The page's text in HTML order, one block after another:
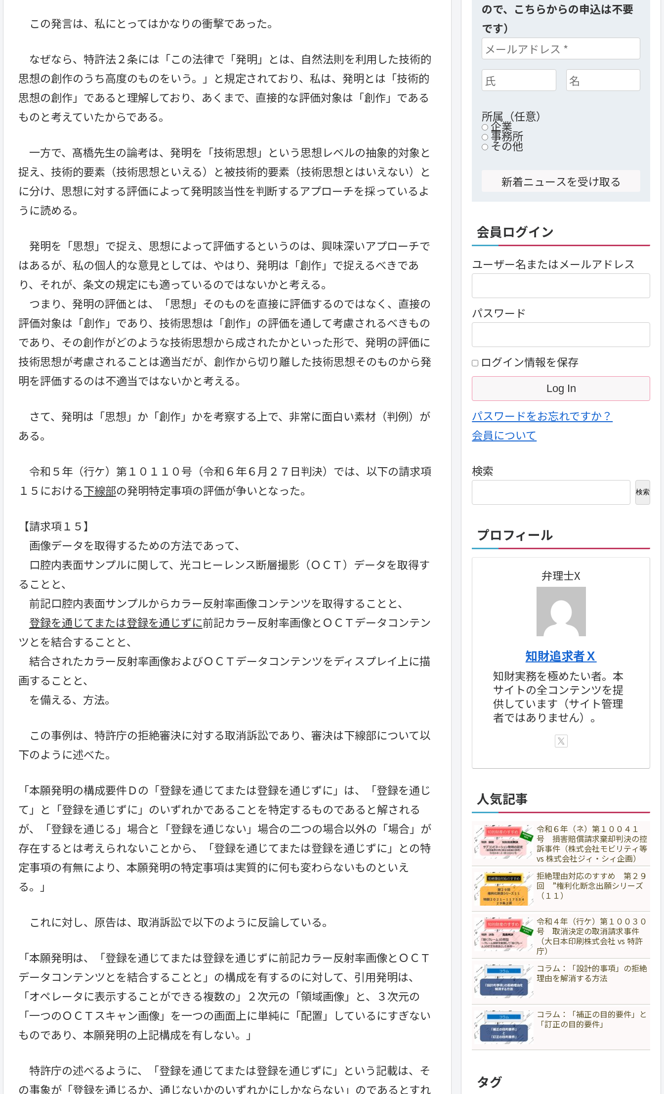
この発言は、私にとってはかなりの衝撃であった。
なぜなら、特許法２条には「この法律で「発明」とは、自然法則を利用した技術的
思想の創作のうち高度のものをいう。」と規定されており、私は、発明とは「技術的
思想の創作」であると理解しており、あくまで、直接的な評価対象は「創作」である
ものと考えていたからである。
一方で、髙橋先生の論考は、発明を「技術思想」という思想レベルの抽象的対象と
捉え、技術的要素（技術思想といえる）と被技術的要素（技術思想とはいえない）と
に分け、思想に対する評価によって発明該当性を判断するアプローチを採っているよ
うに読める。
発明を「思想」で捉え、思想によって評価するというのは、興味深いアプローチで
はあるが、私の個人的な意見としては、やはり、発明は「創作」で捉えるべきであ
り、それが、条文の規定にも適っているのではないかと考える。
つまり、発明の評価とは、「思想」そのものを直接に評価するのではなく、直接の
評価対象は「創作」であり、技術思想は「創作」の評価を通して考慮されるべきもの
であり、その創作がどのような技術思想から成されたかといった形で、発明の評価に
技術思想が考慮されることは適当だが、創作から切り離した技術思想そのものから発
明を評価するのは不適当ではないかと考える。
さて、発明は「思想」か「創作」かを考察する上で、非常に面白い素材（判例）が
ある。
令和５年（行ケ）第１０１１０号（令和６年６月２７日判決）では、以下の請求項
１５における下線部の発明特定事項の評価が争いとなった。
【請求項１５】
画像データを取得するための方法であって、
口腔内表面サンプルに関して、光コヒーレンス断層撮影（ＯＣＴ）データを取得す
ることと、
前記口腔内表面サンプルからカラー反射率画像コンテンツを取得することと、
登録を通じてまたは登録を通じずに前記カラー反射率画像とＯＣＴデータコンテン
ツとを結合することと、
結合されたカラー反射率画像およびＯＣＴデータコンテンツをディスプレイ上に描
画することと、
を備える、方法。
この事例は、特許庁の拒絶審決に対する取消訴訟であり、審決は下線部について以
下のように述べた。
「本願発明の構成要件Ｄの「登録を通じてまたは登録を通じずに」は、「登録を通じ
て」と「登録を通じずに」のいずれかであることを特定するものであると解される
が、「登録を通じる」場合と「登録を通じない」場合の二つの場合以外の「場合」が
存在するとは考えられないことから、「登録を通じてまたは登録を通じずに」との特
定事項の有無により、本願発明の特定事項は実質的に何も変わらないものといえ
る。」
これに対し、原告は、取消訴訟で以下のように反論している。
「本願発明は、「登録を通じてまたは登録を通じずに前記カラー反射率画像とＯＣＴ
データコンテンツとを結合することと」の構成を有するのに対して、引用発明は、
「オペレータに表示することができる複数の」２次元の「領域画像」と、３次元の
「一つのＯＣＴスキャン画像」を一つの画面上に単純に「配置」しているにすぎない
ものであり、本願発明の上記構成を有しない。」
特許庁の述べるように、「登録を通じてまたは登録を通じずに」という記載は、そ
の事象が「登録を通じるか、通じないかのいずれかにしかならない」のであるとすれ
ので、こちらからの申込は不要
です）
所属（任意）
企業
事務所
その他
会員ログイン
ユーザー名またはメールアドレス
パスワード
ログイン情報を保存
パスワードをお忘れですか？
会員について
検索
検索
プロフィール
弁理士X
知財追求者Ｘ
知財実務を極めたい者。本
サイトの全コンテンツを提
供しています（サイト管理
者ではありません）。
人気記事
令和６年（ネ）第１００４１
号 損害賠償請求棄却判決の控
訴事件（株式会社モビリティ等
vs 株式会社ジィ・シィ企画）
拒絶理由対応のすすめ 第２９
回 ”権利化断念出願シリーズ
（１１）
令和４年（行ケ）第１００３０
号 取消決定の取消請求事件
（大日本印刷株式会社 vs 特許
庁）
コラム：「設計的事項」の拒絶
理由を解消する方法
コラム：「補正の目的要件」と
「訂正の目的要件」
タグ